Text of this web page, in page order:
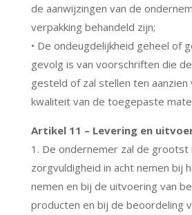
de aanwijzingen van de
verpakking behandeld zijn;
• De ondeugdelijkheid geheel of
gevolg is van voorschriften die
gesteld of zal stellen ten aanzien
kwaliteit van de toegepaste
Artikel 11 – Levering en
1. De ondernemer zal de grootst
zorgvuldigheid in acht nemen bij
nemen en bij de uitvoering van
producten en bij de beoordeling